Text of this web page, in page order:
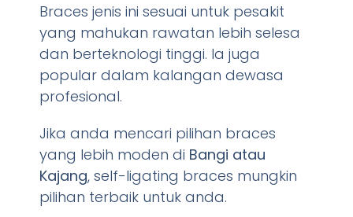
Braces jenis ini sesuai untuk pesakit
yang mahukan rawatan lebih selesa
dan berteknologi tinggi. Ia juga
popular dalam kalangan dewasa
profesional.
Jika anda mencari pilihan braces
yang lebih moden di Bangi atau
Kajang, self-ligating braces mungkin
pilihan terbaik untuk anda.